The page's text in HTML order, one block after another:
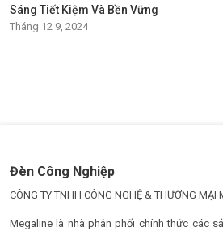
Sáng Tiết Kiệm Và Bền Vững
Tháng 12 9, 2024
Đèn Công Nghiệp
CÔNG TY TNHH CÔNG NGHỆ & THƯƠNG MẠI
Megaline là nhà phân phối chính thức các